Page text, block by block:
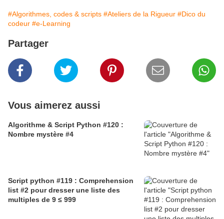
#Algorithmes, codes & scripts #Ateliers de la Rigueur #Dico du
codeur #e-Learning
Partager
Vous aimerez aussi
Algorithme & Script Python #120 :
Nombre mystère #4
Script python #119 : Comprehension
list #2 pour dresser une liste des
multiples de 9 ≤ 999